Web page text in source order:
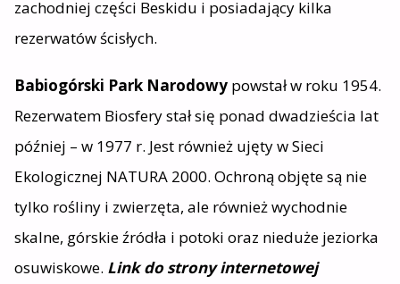
zachodniej części Beskidu i posiadający kilka
rezerwatów ścisłych.
Babiogórski Park Narodowy powstał w roku 1954.
Rezerwatem Biosfery stał się ponad dwadzieścia lat
później – w 1977 r. Jest również ujęty w Sieci
Ekologicznej NATURA 2000. Ochroną objęte są nie
tylko rośliny i zwierzęta, ale również wychodnie
skalne, górskie źródła i potoki oraz nieduże jeziorka
osuwiskowe. Link do strony internetowej